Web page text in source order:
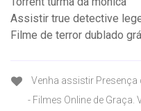
Assistir true detective
Filme de terror dublado
Venha assistir Presença
- Filmes Online de Graça.